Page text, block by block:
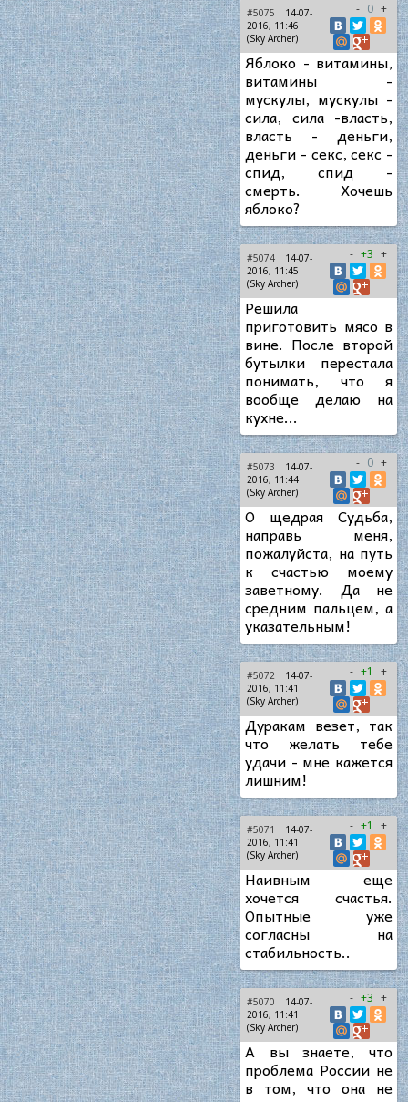
#5075 | 14-07-
2016, 11:46
(Sky Archer)
- 0 +
Яблоко - витамины,
витамины -
мускулы, мускулы -
сила, сила -власть,
власть - деньги,
деньги - секс, секс -
спид, спид -
смерть. Хочешь
яблоко?
#5074 | 14-07-
2016, 11:45
(Sky Archer)
- +3 +
Решила
приготовить мясо в
вине. После второй
бутылки перестала
понимать, что я
вообще делаю на
кухне...
#5073 | 14-07-
2016, 11:44
(Sky Archer)
- 0 +
О щедрая Судьба,
направь меня,
пожалуйста, на путь
к счастью моему
заветному. Да не
средним пальцем, а
указательным!
#5072 | 14-07-
2016, 11:41
(Sky Archer)
- +1 +
Дуракам везет, так
что желать тебе
удачи - мне кажется
лишним!
#5071 | 14-07-
2016, 11:41
(Sky Archer)
- +1 +
Наивным еще
хочется счастья.
Опытные уже
согласны на
стабильность..
#5070 | 14-07-
2016, 11:41
(Sky Archer)
- +3 +
А вы знаете, что
проблема России не
в том, что она не